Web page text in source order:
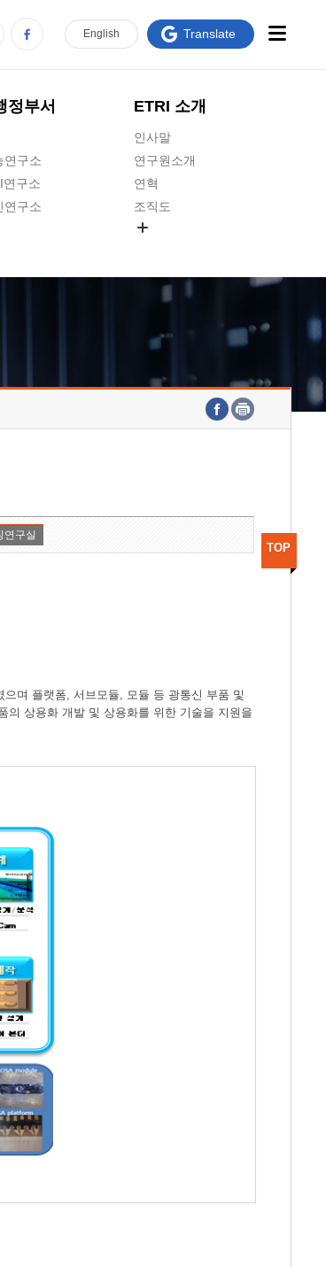
정부서
연구소
연구소
연구소
구본부
ETRI 소개
인사말
연구원소개
연혁
조직도
연구원 고객헌장
주요업무연락처
English Translate
연구실
며 플랫폼, 서브모듈, 모듈 등 광통신 부품 및
의 상용화 개발 및 상용화를 위한 기술을 지원을
TOP